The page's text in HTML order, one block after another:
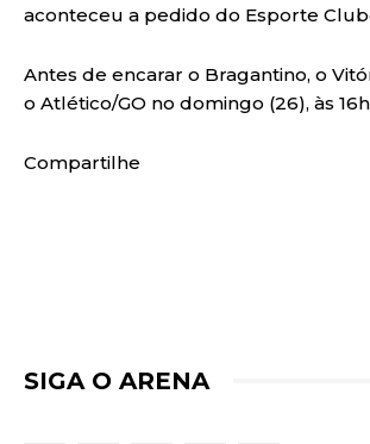
aconteceu a pedido do Esporte
Antes de encarar o Bragantino, o
o Atlético/GO no domingo (26), às
Compartilhe
SIGA O ARENA